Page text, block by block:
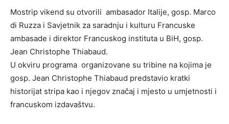
Mostrip vikend su otvorili ambasador Italije, gosp. Marco
di Ruzza i Savjetnik za saradnju i kulturu Francuske
ambasade i direktor Francuskog instituta u BiH, gosp.
Jean Christophe Thiabaud.
U okviru programa organizovane su tribine na kojima je
gosp. Jean Christophe Thiabaud predstavio kratki
historijat stripa kao i njegov značaj i mjesto u umjetnosti i
francuskom izdavaštvu.